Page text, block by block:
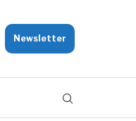
Newsletter